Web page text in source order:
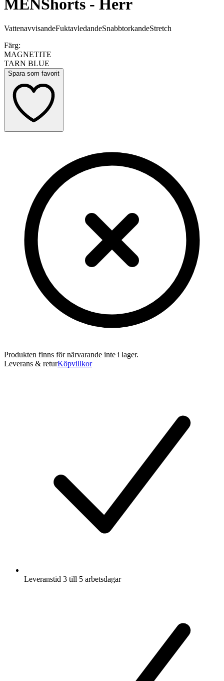
MENShorts - Herr
VattenavvisandeFuktavledandeSnabbtorkandeStretch
Färg:
MAGNETITE
TARN BLUE
Spara som favorit
Produkten finns för närvarande inte i lager.
Leverans & returKöpvillkor
Leveranstid 3 till 5 arbetsdagar